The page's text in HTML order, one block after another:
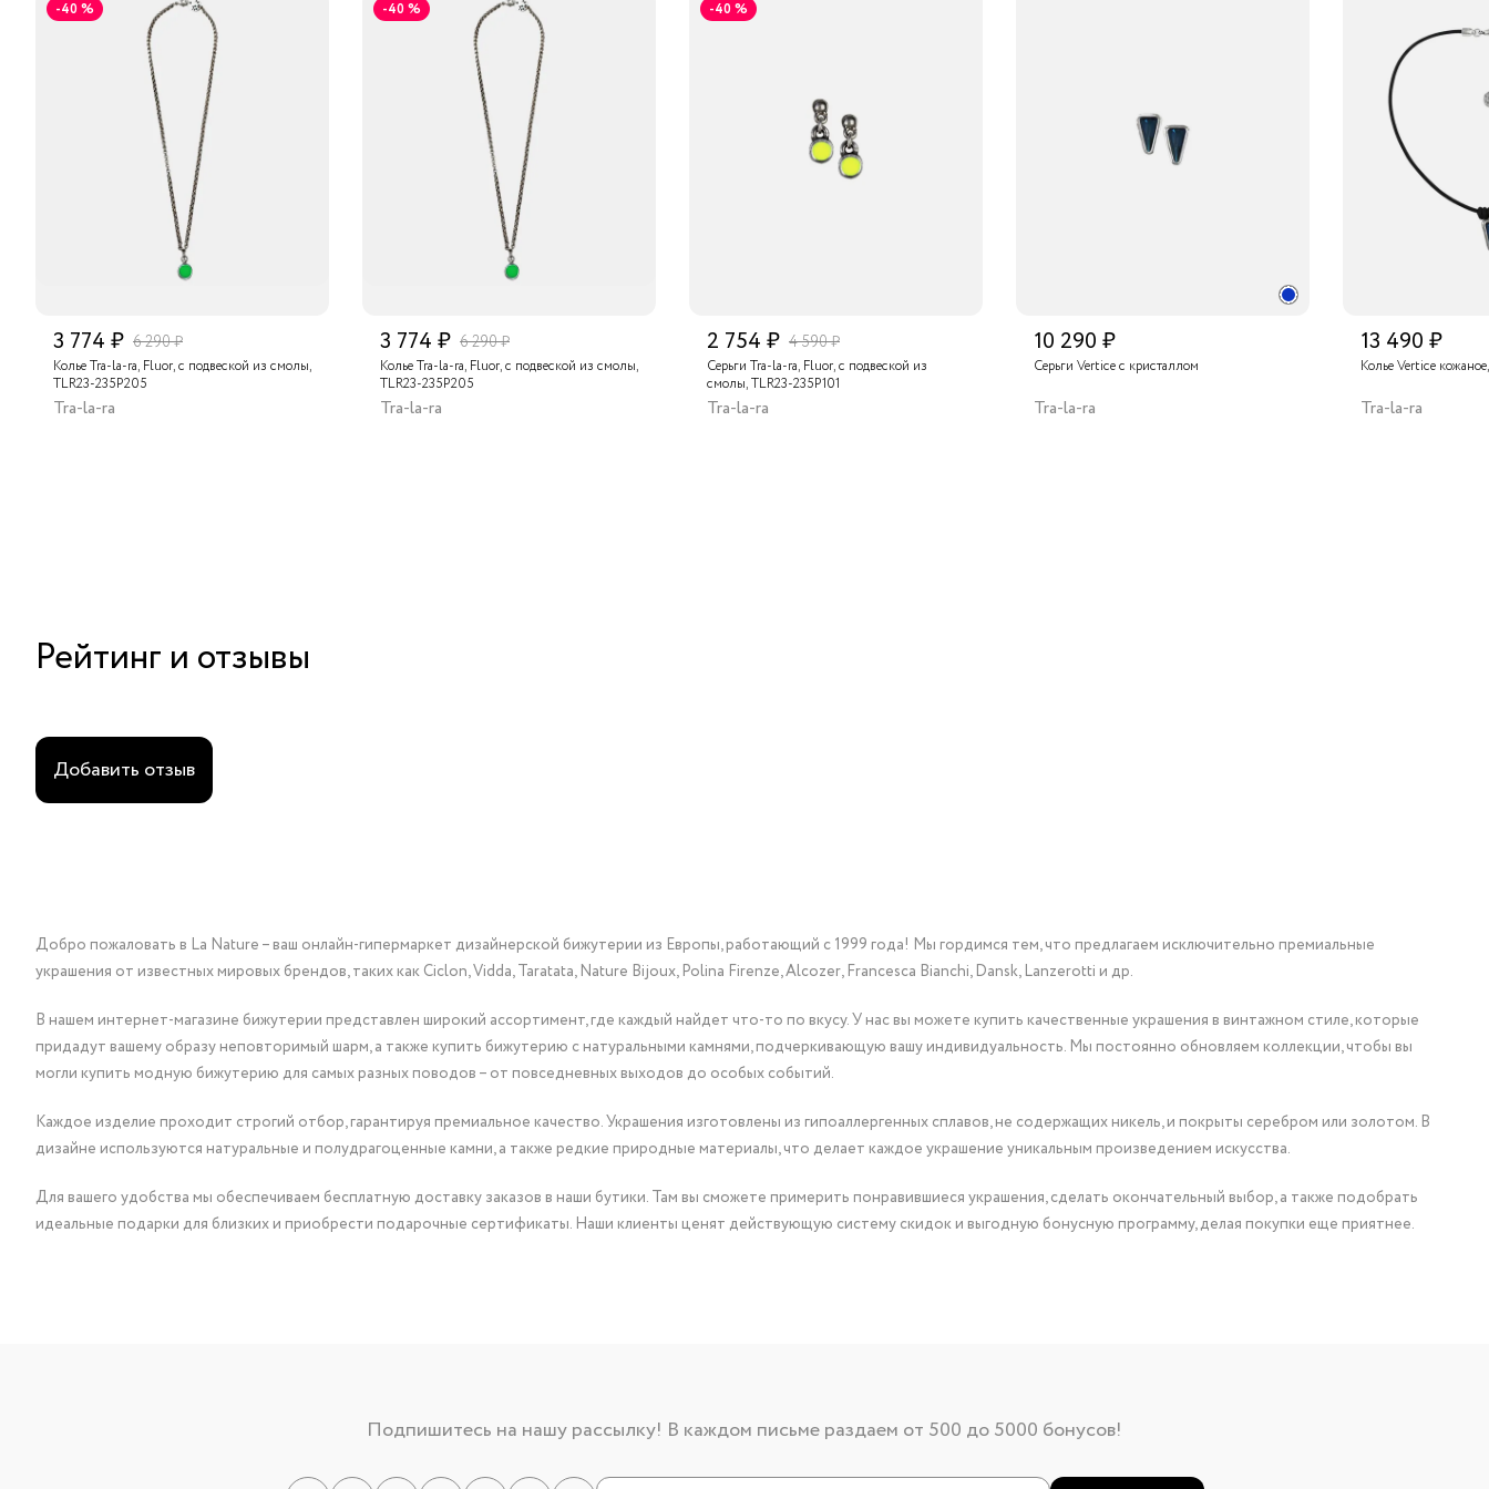
-40 %
3 774 ₽ 6 290 ₽
Колье Tra-la-ra, Fluor, с подвеской из смолы,
TLR23-235P205
Tra-la-ra
-40 %
3 774 ₽ 6 290 ₽
Колье Tra-la-ra, Fluor, с подвеской из смолы,
TLR23-235P205
Tra-la-ra
-40 %
2 754 ₽ 4 590 ₽
Серьги Tra-la-ra, Fluor, с подвеской из
смолы, TLR23-235P101
Tra-la-ra
10 290 ₽
Серьги Vertice с кристаллом
Tra-la-ra
13 490 ₽
Колье Vertice
Tra-la-ra
Рейтинг и отзывы
Добавить отзыв
Добро пожаловать в La Nature – ваш онлайн-гипермаркет дизайнерской бижутерии из Европы, работающий с 1999 года! Мы гордимся тем, что предлагаем исключительно премиальные
украшения от известных мировых брендов, таких как Ciclon, Vidda, Taratata, Nature Bijoux, Polina Firenze, Alcozer, Francesca Bianchi, Dansk, Lanzerotti и др.
В нашем интернет-магазине бижутерии представлен широкий ассортимент, где каждый найдет что-то по вкусу. У нас вы можете купить качественные украшения в винтажном стиле, которые
придадут вашему образу неповторимый шарм, а также купить бижутерию с натуральными камнями, подчеркивающую вашу индивидуальность. Мы постоянно обновляем коллекции, чтобы вы
могли купить модную бижутерию для самых разных поводов – от повседневных выходов до особых событий.
Каждое изделие проходит строгий отбор, гарантируя премиальное качество. Украшения изготовлены из гипоаллергенных сплавов, не содержащих никель, и покрыты серебром или золотом. В
дизайне используются натуральные и полудрагоценные камни, а также редкие природные материалы, что делает каждое украшение уникальным произведением искусства.
Для вашего удобства мы обеспечиваем бесплатную доставку заказов в наши бутики. Там вы сможете примерить понравившиеся украшения, сделать окончательный выбор, а также подобрать
идеальные подарки для близких и приобрести подарочные сертификаты. Наши клиенты ценят действующую систему скидок и выгодную бонусную программу, делая покупки еще приятнее.
Подпишитесь на нашу рассылку! В каждом письме раздаем от 500 до 5000 бонусов!